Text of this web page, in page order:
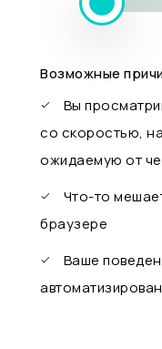
Возможные
Вы
со скоростью,
ожидаемую от
Что-то
браузере
Ваше